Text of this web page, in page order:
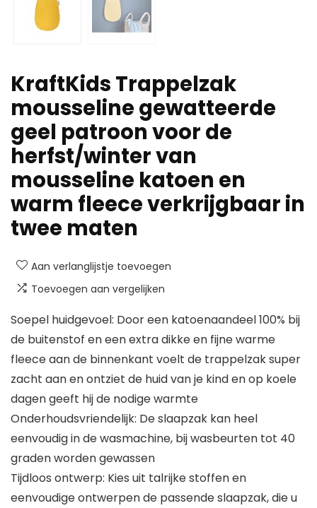
KraftKids Trappelzak
mousseline gewatteerde
geel patroon voor de
herfst/winter van
mousseline katoen en
warm fleece verkrijgbaar in
twee maten
Aan verlanglijstje toevoegen
Toevoegen aan vergelijken
Soepel huidgevoel: Door een katoenaandeel 100% bij
de buitenstof en een extra dikke en fijne warme
fleece aan de binnenkant voelt de trappelzak super
zacht aan en ontziet de huid van je kind en op koele
dagen geeft hij de nodige warmte
Onderhoudsvriendelijk: De slaapzak kan heel
eenvoudig in de wasmachine, bij wasbeurten tot 40
graden worden gewassen
Tijdloos ontwerp: Kies uit talrijke stoffen en
eenvoudige ontwerpen de passende slaapzak, die u